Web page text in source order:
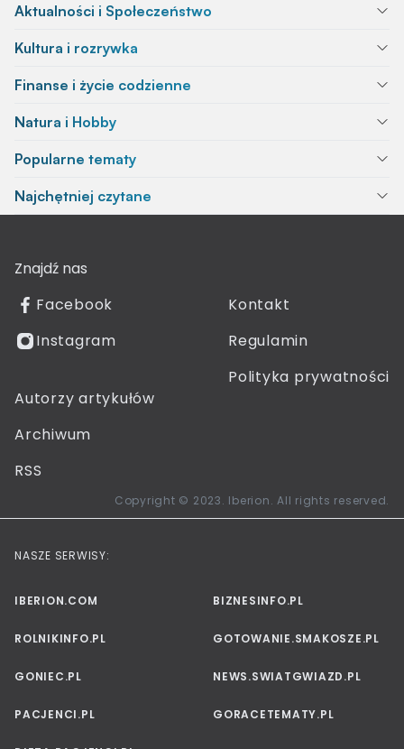
Aktualności i Społeczeństwo
Kultura i rozrywka
Finanse i życie codzienne
Natura i Hobby
Popularne tematy
Najchętniej czytane
Znajdź nas
Facebook
Instagram
Kontakt
Regulamin
Polityka prywatności
Autorzy artykułów
Archiwum
RSS
Copyright © 2023. Iberion. All rights reserved.
NASZE SERWISY:
IBERION.COM BIZNESINFO.PL
ROLNIKINFO.PL GOTOWANIE.SMAKOSZE.PL
GONIEC.PL NEWS.SWIATGWIAZD.PL
PACJENCI.PL GORACETEMATY.PL